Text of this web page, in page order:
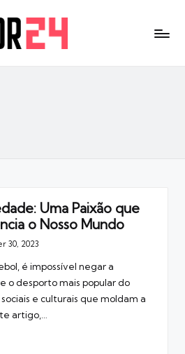
Uma Paixão que
o Nosso Mundo
30, 2023
é impossível negar a
o desporto mais popular do
e culturais que moldam a
artigo,…